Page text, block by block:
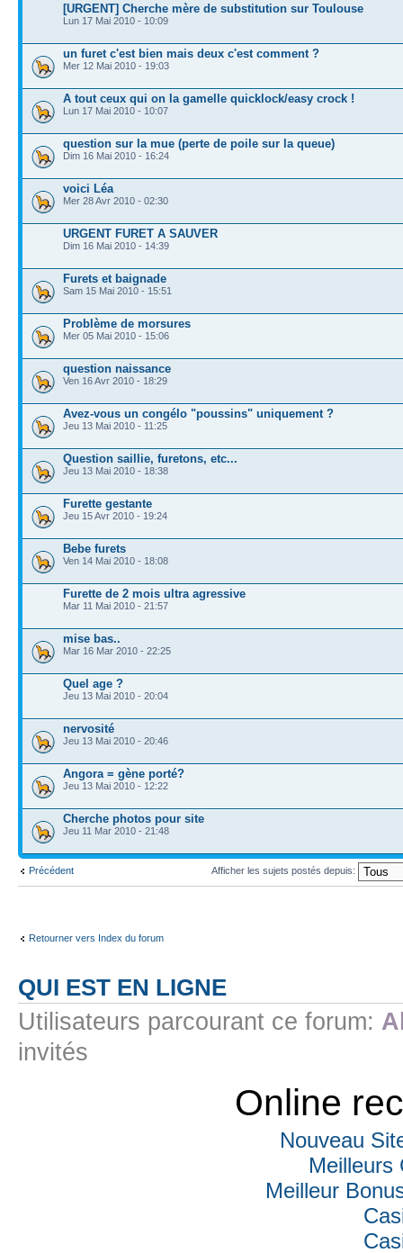
[URGENT] Cherche mère de substitution sur Toulouse
Lun 17 Mai 2010 - 10:09
un furet c'est bien mais deux c'est comment ?
Mer 12 Mai 2010 - 19:03
A tout ceux qui on la gamelle quicklock/easy crock !
Lun 17 Mai 2010 - 10:07
question sur la mue (perte de poile sur la queue)
Dim 16 Mai 2010 - 16:24
voici Léa
Mer 28 Avr 2010 - 02:30
URGENT FURET A SAUVER
Dim 16 Mai 2010 - 14:39
Furets et baignade
Sam 15 Mai 2010 - 15:51
Problème de morsures
Mer 05 Mai 2010 - 15:06
question naissance
Ven 16 Avr 2010 - 18:29
Avez-vous un congélo "poussins" uniquement ?
Jeu 13 Mai 2010 - 11:25
Question saillie, furetons, etc...
Jeu 13 Mai 2010 - 18:38
Furette gestante
Jeu 15 Avr 2010 - 19:24
Bebe furets
Ven 14 Mai 2010 - 18:08
Furette de 2 mois ultra agressive
Mar 11 Mai 2010 - 21:57
mise bas..
Mar 16 Mar 2010 - 22:25
Quel age ?
Jeu 13 Mai 2010 - 20:04
nervosité
Jeu 13 Mai 2010 - 20:46
Angora = gène porté?
Jeu 13 Mai 2010 - 12:22
Cherche photos pour site
Jeu 11 Mar 2010 - 21:48
Précédent Afficher les sujets postés depuis:
Retourner vers Index du forum
QUI EST EN LIGNE
Utilisateurs parcourant ce forum:
invités
Online
Nouveau
Meilleurs
Meilleur